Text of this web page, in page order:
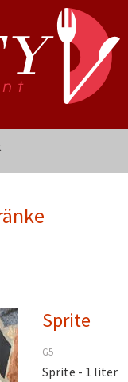
Sprite
G5
Sprite - 1 liter